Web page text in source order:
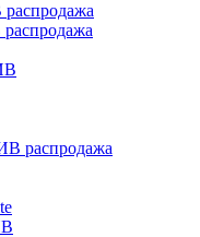
распродажа